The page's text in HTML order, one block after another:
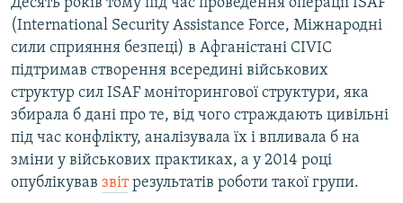
(International Security Assistance Force, Міжнародні
сили сприяння безпеці) в Афганістані CIVIC
підтримав створення всередині військових
структур сил ISAF моніторингової структури, яка
збирала б дані про те, від чого страждають цивільні
під час конфлікту, аналізувала їх і впливала б на
зміни у військових практиках, а у 2014 році
опублікував звітрезультатів роботи такої групи.